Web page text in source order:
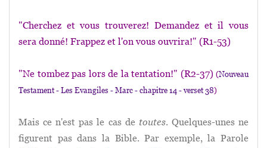
"Cherchez et vous trouverez! Demandez et il vous
sera donné! Frappez et l'on vous ouvrira!" (R1-53)
"Ne tombez pas lors de la tentation!" (R2-37) (Nouveau
Testament - Les Evangiles - Marc - chapitre 14 - verset 38)
Mais ce n'est pas le cas de toutes. Quelques-unes ne
figurent pas dans la Bible. Par exemple, la Parole